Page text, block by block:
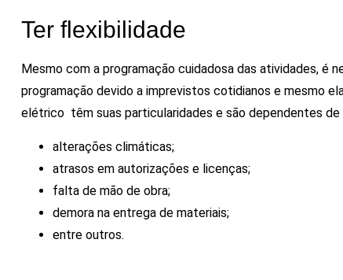
Ter flexibilidade
Mesmo com a programação cuidadosa das atividades,
programação devido a imprevistos cotidianos e mesmo
elétrico têm suas particularidades e são dependentes
alterações climáticas;
atrasos em autorizações e licenças;
falta de mão de obra;
demora na entrega de materiais;
entre outros.